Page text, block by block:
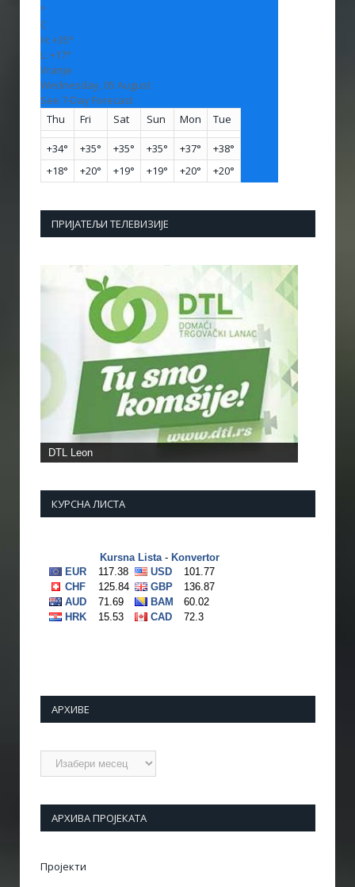
°
C
H: +35°
L: +17°
Vranje
Wednesday, 05 August
See 7-Day Forecast
Thu
Fri Sat Sun Mon Tue
+34° +35° +35° +35° +37° +38°
+18° +20° +19° +19° +20° +20°
ПРИЈАТЕЉИ ТЕЛЕВИЗИЈЕ
DTL Leon
КУРСНА ЛИСТА
АРХИВЕ
Архиве
АРХИВА ПРОЈЕКАТА
Пројекти